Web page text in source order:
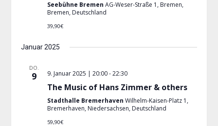
Seebühne Bremen AG-Weser-Straße 1, Bremen,
Bremen, Deutschland
39,90€
Januar 2025
DO.
9 9. Januar 2025 | 20:00-22:30
The Music of Hans Zimmer & others
Stadthalle Bremerhaven Wilhelm-Kaisen-Platz 1,
Bremerhaven, Niedersachsen, Deutschland
59,90€